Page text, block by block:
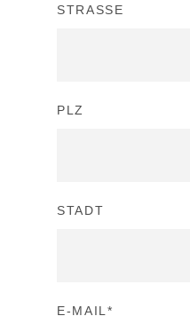
STRASSE
PLZ
STADT
E-MAIL*